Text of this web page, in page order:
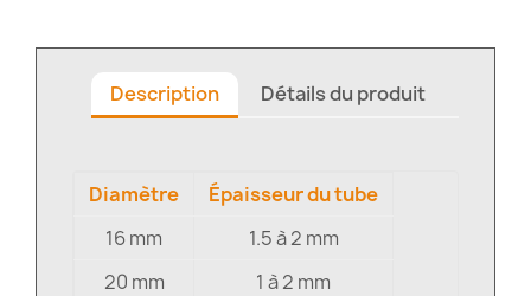
Description Détails du produit
Diamètre
Épaisseur du tube
16 mm
1.5 à 2 mm
20 mm
1 à 2 mm